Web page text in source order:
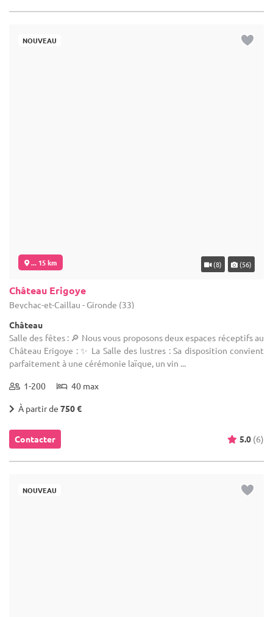
NOUVEAU
... 15 km (8) (56)
Château Erigoye
Beychac-et-Caillau - Gironde (33)
Château
Salle des fêtes : 🔎 Nous vous proposons deux espaces réceptifs au
Château Erigoye : ✨ La Salle des lustres : Sa disposition convient
parfaitement à une cérémonie laïque, un vin ...
1-200 40 max
À partir de 750 €
Contacter 5.0 (6)
NOUVEAU